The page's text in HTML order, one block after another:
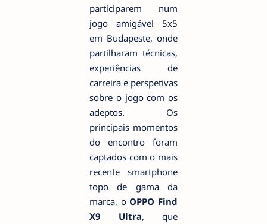
participarem num
jogo amigável 5x5
em Budapeste, onde
partilharam técnicas,
experiências de
carreira e perspetivas
sobre o jogo com os
adeptos. Os
principais momentos
do encontro foram
captados com o mais
recente smartphone
topo de gama da
marca, oOPPO Find
X9 Ultra, que